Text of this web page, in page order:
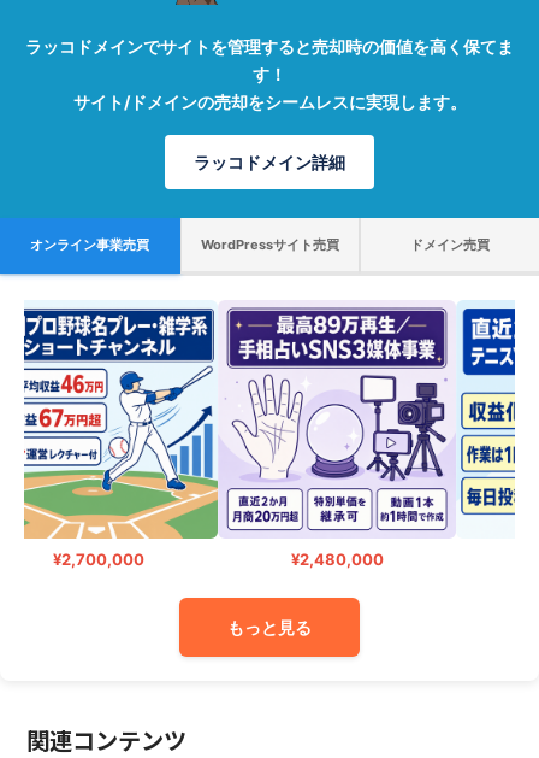
ラッコドメインでサイトを管理すると売却時の価値を高く保てま
す！
サイト/ドメインの売却をシームレスに実現します。
ラッコドメイン詳細
オンライン事業売買 WordPressサイト売買 ドメイン売買
¥2,700,000 ¥2,480,000
もっと見る
関連コンテンツ